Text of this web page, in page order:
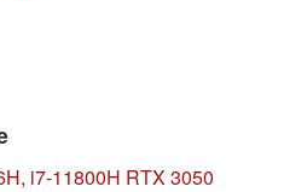
i7-11800H RTX 3050